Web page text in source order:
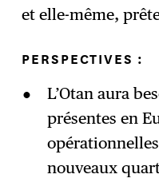
et elle-même,
PERSPECTIVES :
L’Otan aura
présentes en
nouveaux